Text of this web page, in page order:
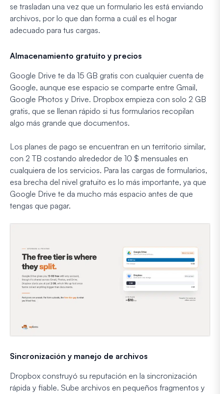
se trasladan una vez que un formulario les está enviando
archivos, por lo que dan forma a cuál es el hogar
adecuado para tus cargas.
Almacenamiento gratuito y precios
Google Drive te da 15 GB gratis con cualquier cuenta de
Google, aunque ese espacio se comparte entre Gmail,
Google Photos y Drive. Dropbox empieza con solo 2 GB
gratis, que se llenan rápido si tus formularios recopilan
algo más grande que documentos.
Los planes de pago se encuentran en un territorio similar,
con 2 TB costando alrededor de 10 $ mensuales en
cualquiera de los servicios. Para las cargas de formularios,
esa brecha del nivel gratuito es lo más importante, ya que
Google Drive te da mucho más espacio antes de que
tengas que pagar.
Sincronización y manejo de archivos
Dropbox construyó su reputación en la sincronización
rápida y fiable. Sube archivos en pequeños fragmentos y